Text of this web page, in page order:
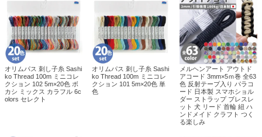
オリムパス 刺し子糸 Sashi
ko Thread 100m ミニコレ
クション 102 5m×20色 ボ
カシ ミックス カラフル 6c
olors セレクト
オリムパス 刺し子糸 Sashi
ko Thread 100m ミニコレ
クション 101 5m×20色 単
色
メルヘンアート アウトド
アコード 3mm×5ｍ巻 全63
色 反射テープ入り パラコ
ード 日本製 スマホショル
ダー ストラップ ブレスレ
ット 犬 リード 首輪 紐 ハ
ンドメイド クラフト つく
る楽しみ